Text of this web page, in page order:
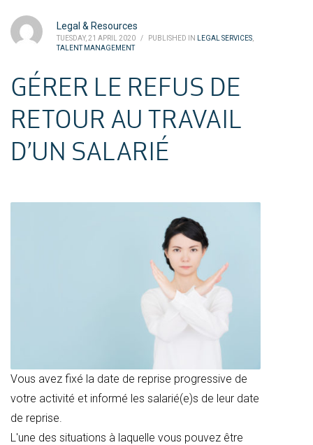
Legal & Resources
TUESDAY, 21 APRIL 2020 / PUBLISHED IN LEGAL SERVICES
TALENT MANAGEMENT
GÉRER LE REFUS DE
RETOUR AU TRAVAIL
D’UN SALARIÉ
Vous avez fixé la date de reprise progressive de
votre activité et informé les salarié(e)s de leur date
de reprise.
L'une des situations à laquelle vous pouvez être